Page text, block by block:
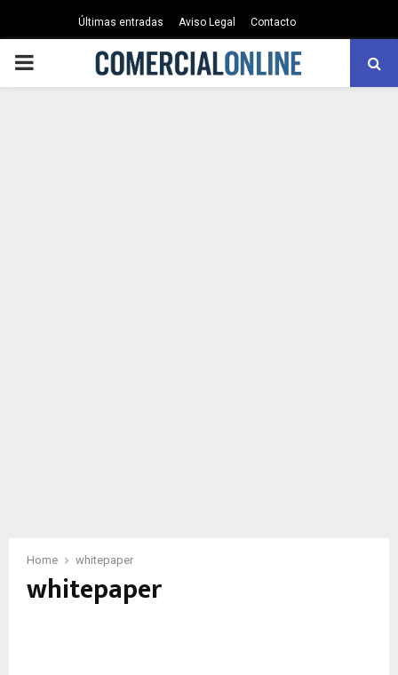
Últimas entradas Aviso Legal Contacto
PRIMARY
Home whitepaper
whitepaper